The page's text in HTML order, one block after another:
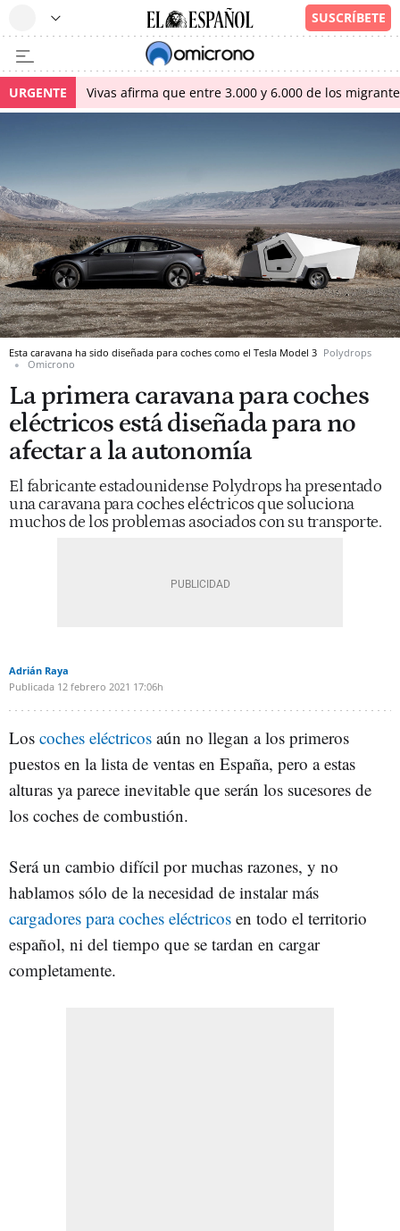
URGENTE Vivas afirma que entre 3.000 y 6.000 de los
Esta caravana ha sido diseñada para coches como el Tesla Model 3 Polydrops
Omicrono
La primera caravana para coches
eléctricos está diseñada para no
afectar a la autonomía
El fabricante estadounidense Polydrops ha presentado
una caravana para coches eléctricos que soluciona
muchos de los problemas asociados con su transporte.
Adrián Raya
Publicada 12 febrero 2021 17:06h
Los coches eléctricos aún no llegan a los primeros
puestos en la lista de ventas en España, pero a estas
alturas ya parece inevitable que serán los sucesores de
los coches de combustión.
Será un cambio difícil por muchas razones, y no
hablamos sólo de la necesidad de instalar más
cargadores para coches eléctricos en todo el territorio
español, ni del tiempo que se tardan en cargar
completamente.